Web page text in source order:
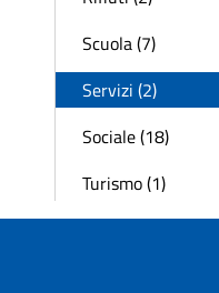
Scuola (7)
Servizi (2)
Sociale (18)
Turismo (1)